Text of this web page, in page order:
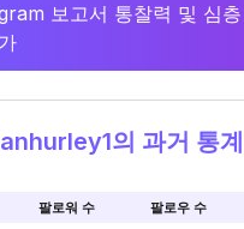
보고서 통찰력 및 심
의 과거 통계
팔로워 수 팔로우 수